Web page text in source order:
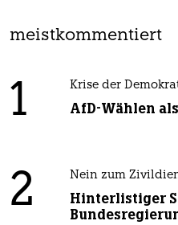
meistkommentiert
1 Krise der
AfD-Wählen
2 Nein zum
Hinterlistiger